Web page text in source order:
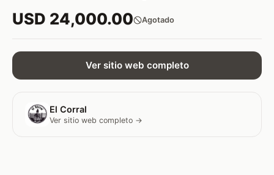
USD 24,000.00 Agotado
Ver sitio web completo
El Corral
Ver sitio web completo →